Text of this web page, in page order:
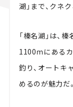
湖」まで、クネ
「榛名湖」は、
1100ｍにある
釣り、オートキ
めるのが魅力だ。